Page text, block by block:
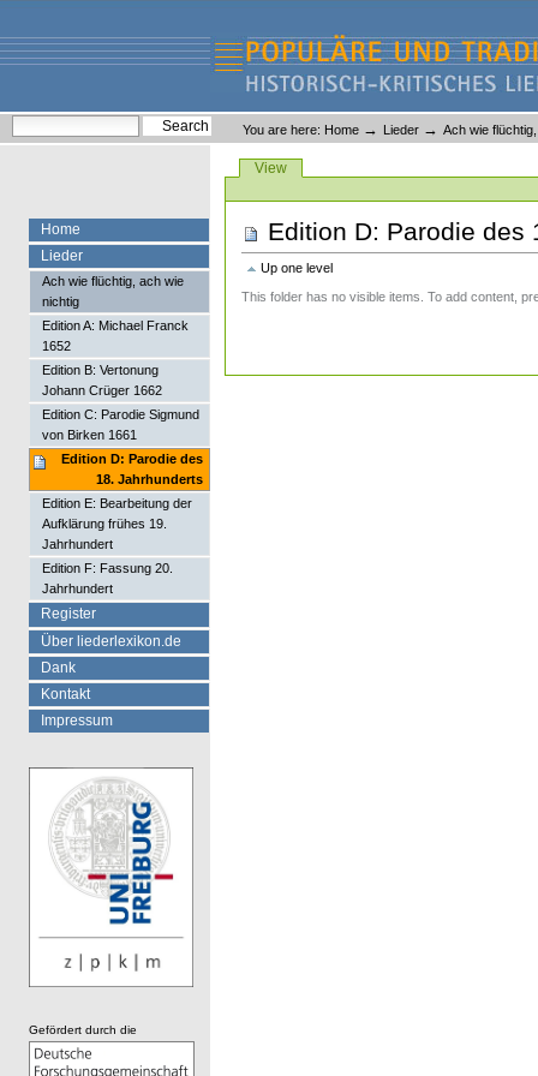
content.
navigation
Liederlexikon
Personal
tools
You are here: Home → Lieder → Ach wie
ViewsView
Edition D: Parodie des
Up one level
This folder has no visible items. To add content,
Home
Lieder
Ach wie flüchtig, ach wie
nichtig
Edition A: Michael Franck
1652
Edition B: Vertonung
Johann Crüger 1662
Edition C: Parodie Sigmund
von Birken 1661
Edition D: Parodie des
18. Jahrhunderts
Edition E: Bearbeitung der
Aufklärung frühes 19.
Jahrhundert
Edition F: Fassung 20.
Jahrhundert
Register
Über liederlexikon.de
Dank
Kontakt
Impressum
Gefördert durch die